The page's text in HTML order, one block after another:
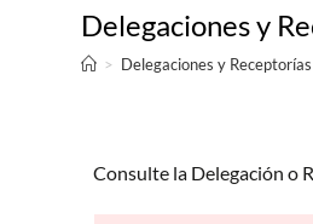
Delegaciones y
> Delegaciones y Receptorías
Consulte la Delegación o